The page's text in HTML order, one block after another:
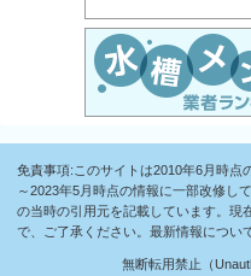
免責事項:このサイトは2010年6月時点
～2023年5月時点の情報に一部改修し
の当時の引用元を記載しています。現
で、ご了承ください。最新情報につい
無断転用禁止（